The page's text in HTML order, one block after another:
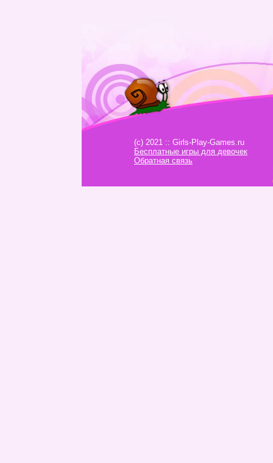
(c) 2021 :: Girls-Play-Games.ru
Бесплатные игры для девочек
Обратная связь